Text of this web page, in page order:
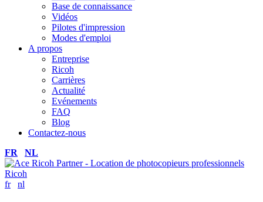
Base de connaissance
Vidéos
Pilotes d'impression
Modes d'emploi
A propos
Entreprise
Ricoh
Carrières
Actualité
Evénements
FAQ
Blog
Contactez-nous
FR
NL
fr nl